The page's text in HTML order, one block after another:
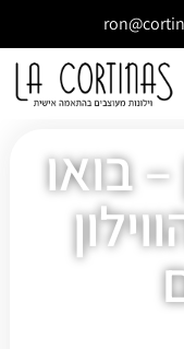
– בואו